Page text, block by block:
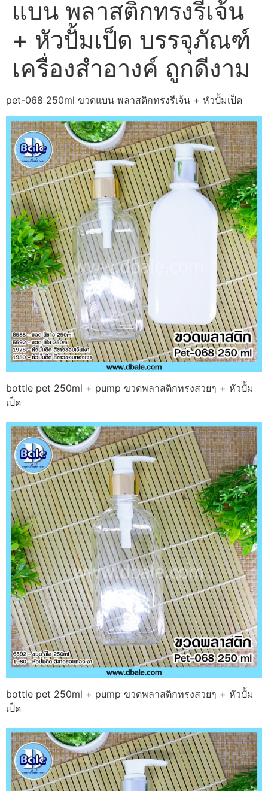
แบน พลาสติกทรงรีเจ้น
+ หัวปั้มเป็ด บรรจุภัณฑ์
เครื่องสำอางค์ ถูกดีงาม
pet-068 250ml ขวดแบน พลาสติกทรงรีเจ้น + หัวปั้มเป็ด
bottle pet 250ml + pump ขวดพลาสติกทรงสวยๆ + หัวปั้ม
เป็ด
bottle pet 250ml + pump ขวดพลาสติกทรงสวยๆ + หัวปั้ม
เป็ด